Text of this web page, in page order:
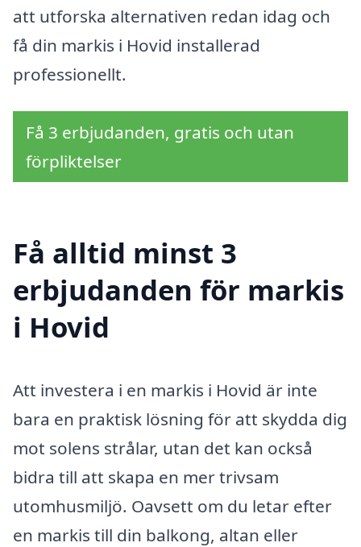
att utforska alternativen redan idag och
få din markis i Hovid installerad
professionellt.
Få 3 erbjudanden, gratis och utan
förpliktelser
Få alltid minst 3
erbjudanden för markis
i Hovid
Att investera i en markis i Hovid är inte
bara en praktisk lösning för att skydda dig
mot solens strålar, utan det kan också
bidra till att skapa en mer trivsam
utomhusmiljö. Oavsett om du letar efter
en markis till din balkong, altan eller